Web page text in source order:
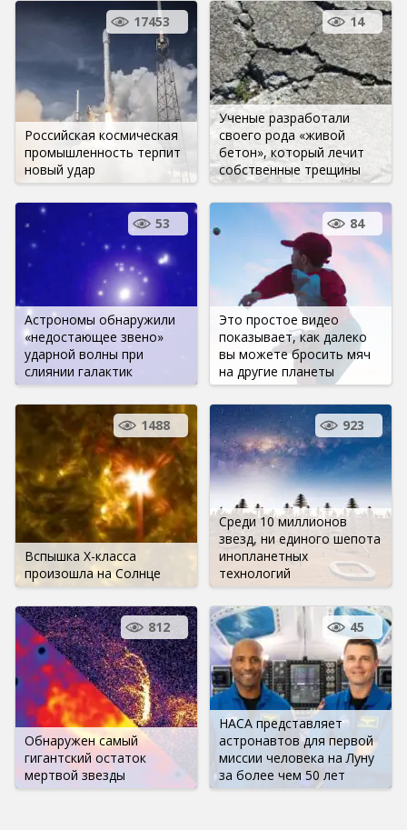
Российская космическая
промышленность терпит
новый удар
17453
Ученые разработали
своего рода «живой
бетон», который лечит
собственные трещины
14
Астрономы обнаружили
«недостающее звено»
ударной волны при
слиянии галактик
53
Это простое видео
показывает, как далеко
вы можете бросить мяч
на другие планеты
84
Вспышка Х-класса
произошла на Солнце
1488
Среди 10 миллионов
звезд, ни единого шепота
инопланетных
технологий
923
Обнаружен самый
гигантский остаток
мертвой звезды
812
НАСА представляет
астронавтов для первой
миссии человека на Луну
за более чем 50 лет
45